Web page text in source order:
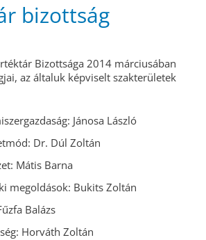
bizottság
Bizottsága 2014 márciusában
az általuk képviselt szakterületek
Jánosa László
Dr. Dúl Zoltán
Mátis Barna
megoldások: Bukits Zoltán
Balázs
Horváth Zoltán